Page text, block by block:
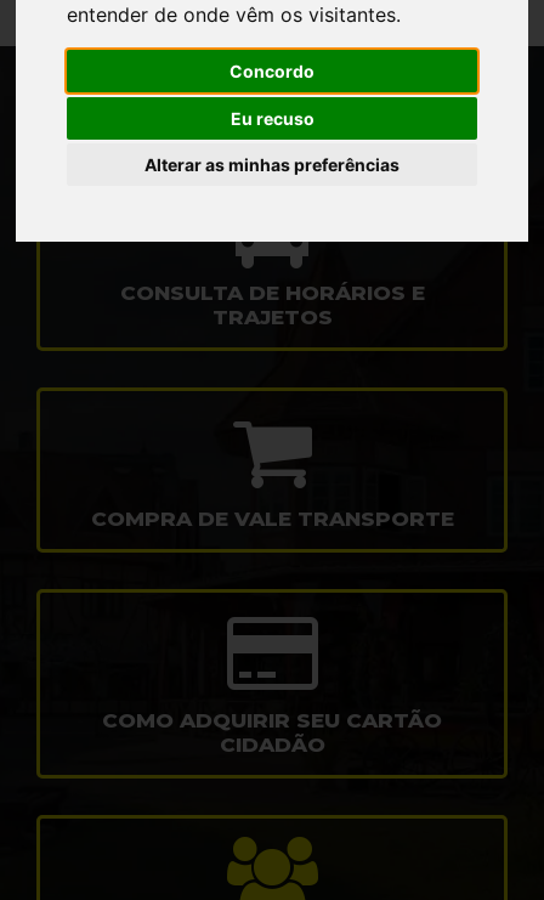
entender de onde vêm os visitantes.
Concordo
Eu recuso
Alterar as minhas preferências
CONSULTA DE HORÁRIOS E
TRAJETOS
COMPRA DE VALE TRANSPORTE
COMO ADQUIRIR SEU CARTÃO
CIDADÃO